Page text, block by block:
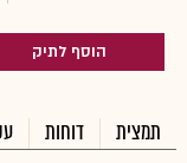
הוסף לתיק
תמצית דוחות